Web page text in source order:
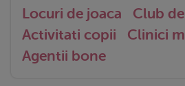
Locuri de joaca
Club
Activitati copii
Clinici
Agentii bone